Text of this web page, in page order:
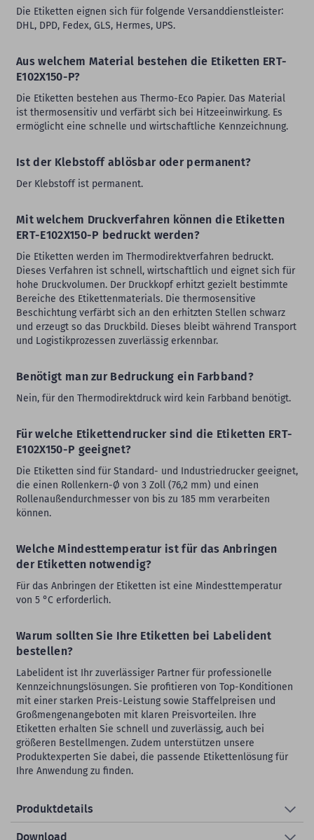
Die Etiketten eignen sich für folgende Versanddienstleister∶
DHL, DPD, Fedex, GLS, Hermes, UPS.
Aus welchem Material bestehen die Etiketten ERT-
E102X150-P?
Die Etiketten bestehen aus Thermo-Eco Papier. Das Material
ist thermosensitiv und verfärbt sich bei Hitzeeinwirkung. Es
ermöglicht eine schnelle und wirtschaftliche Kennzeichnung.
Ist der Klebstoff ablösbar oder permanent?
Der Klebstoff ist permanent.
Mit welchem Druckverfahren können die Etiketten
ERT-E102X150-P bedruckt werden?
Die Etiketten werden im Thermodirektverfahren bedruckt.
Dieses Verfahren ist schnell, wirtschaftlich und eignet sich für
hohe Druckvolumen. Der Druckkopf erhitzt gezielt bestimmte
Bereiche des Etikettenmaterials. Die thermosensitive
Beschichtung verfärbt sich an den erhitzten Stellen schwarz
und erzeugt so das Druckbild. Dieses bleibt während Transport
und Logistikprozessen zuverlässig erkennbar.
Benötigt man zur Bedruckung ein Farbband?
Nein, für den Thermodirektdruck wird kein Farbband benötigt.
Für welche Etikettendrucker sind die Etiketten ERT-
E102X150-P geeignet?
Die Etiketten sind für Standard- und Industriedrucker geeignet,
die einen Rollenkern-Ø von 3 Zoll (76,2 mm) und einen
Rollenaußendurchmesser von bis zu 185 mm verarbeiten
können.
Welche Mindesttemperatur ist für das Anbringen
der Etiketten notwendig?
Für das Anbringen der Etiketten ist eine Mindesttemperatur
von 5 °C erforderlich.
Warum sollten Sie Ihre Etiketten bei Labelident
bestellen?
Labelident ist Ihr zuverlässiger Partner für professionelle
Kennzeichnungslösungen. Sie profitieren von Top-Konditionen
mit einer starken Preis-Leistung sowie Staffelpreisen und
Großmengenangeboten mit klaren Preisvorteilen. Ihre
Etiketten erhalten Sie schnell und zuverlässig, auch bei
größeren Bestellmengen. Zudem unterstützen unsere
Produktexperten Sie dabei, die passende Etikettenlösung für
Ihre Anwendung zu finden.
Produktdetails
Download